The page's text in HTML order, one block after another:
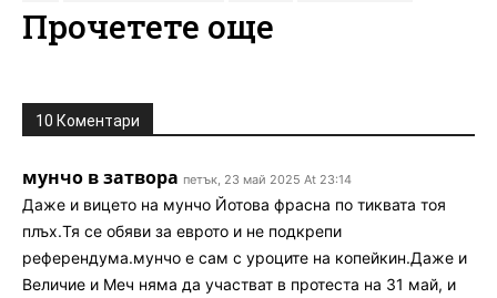
Прочетете още
10 Коментари
мунчо в затвора петък, 23 май 2025 At 23:14
Даже и вицето на мунчо Йотова фрасна по тиквата тоя
плъх.Тя се обяви за еврото и не подкрепи
референдума.мунчо е сам с уроците на копейкин.Даже и
Величие и Меч няма да участват в протеста на 31 май, и